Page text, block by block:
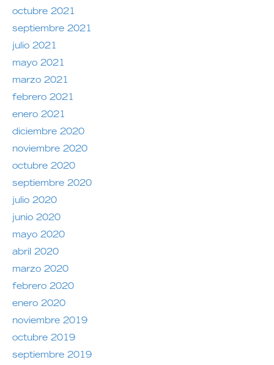
octubre 2021
septiembre 2021
julio 2021
mayo 2021
marzo 2021
febrero 2021
enero 2021
diciembre 2020
noviembre 2020
octubre 2020
septiembre 2020
julio 2020
junio 2020
mayo 2020
abril 2020
marzo 2020
febrero 2020
enero 2020
noviembre 2019
octubre 2019
septiembre 2019